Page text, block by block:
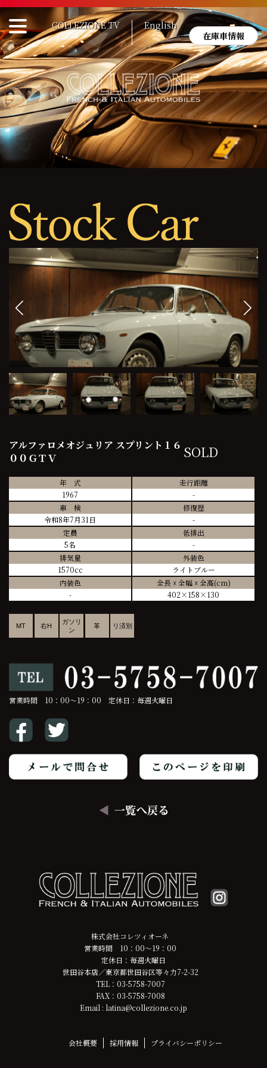
Skip
to
content
COLLEZIONE TV
English
在庫車情報
アルファロメオジュリア スプリント１６
００ＧＴＶ
SOLD
年 式
1967
走行距離
-
車 検
令和8年7月31日
修復歴
-
定員
5名
低排出
-
排気量
1570cc
外装色
ライトブルー
内装色
-
全長 ☓ 全幅 ☓ 全高(cm)
402×158×130
MT 右H
ガソリ
ン
革 リ済別
営業時間 10：00～19：00 定休日：毎週火曜日
株式会社コレツィオーネ
営業時間 10：00～19：00
定休日：毎週火曜日
世田谷本店／東京都世田谷区等々力7-2-32
TEL：03-5758-7007
FAX：03-5758-7008
Email : latina@collezione.co.jp
会社概要 採用情報 プライバシーポリシー